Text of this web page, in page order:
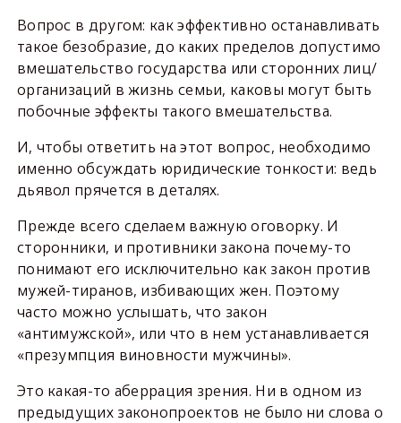
Вопрос в другом: как эффективно останавливать
такое безобразие, до каких пределов допустимо
вмешательство государства или сторонних лиц/
организаций в жизнь семьи, каковы могут быть
побочные эффекты такого вмешательства.
И, чтобы ответить на этот вопрос, необходимо
именно обсуждать юридические тонкости: ведь
дьявол прячется в деталях.
Прежде всего сделаем важную оговорку. И
сторонники, и противники закона почему-то
понимают его исключительно как закон против
мужей-тиранов, избивающих жен. Поэтому
часто можно услышать, что закон
«антимужской», или что в нем устанавливается
«презумпция виновности мужчины».
Это какая-то аберрация зрения. Ни в одном из
предыдущих законопроектов не было ни слова о